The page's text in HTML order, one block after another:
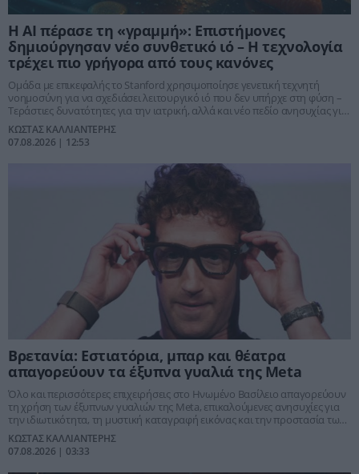
Η ΑΙ πέρασε τη «γραμμή»: Επιστήμονες
δημιούργησαν νέο συνθετικό ιό – Η τεχνολογία
τρέχει πιο γρήγορα από τους κανόνες
Ομάδα με επικεφαλής το Stanford χρησιμοποίησε γενετική τεχνητή
νοημοσύνη για να σχεδιάσει λειτουργικό ιό που δεν υπήρχε στη φύση –
Τεράστιες δυνατότητες για την ιατρική, αλλά και νέο πεδίο ανησυχίας για
βιοασφάλεια και βιολογικά όπλα
ΚΩΣΤΑΣ ΚΑΛΛΙΑΝΤΕΡΗΣ
07.08.2026 | 12:53
Βρετανία: Εστιατόρια, μπαρ και θέατρα
απαγορεύουν τα έξυπνα γυαλιά της Meta
Όλο και περισσότερες επιχειρήσεις στο Ηνωμένο Βασίλειο απαγορεύουν
τη χρήση των έξυπνων γυαλιών της Meta, επικαλούμενες ανησυχίες για
την ιδιωτικότητα, τη μυστική καταγραφή εικόνας και την προστασία των
πελατών.
ΚΩΣΤΑΣ ΚΑΛΛΙΑΝΤΕΡΗΣ
07.08.2026 | 03:33